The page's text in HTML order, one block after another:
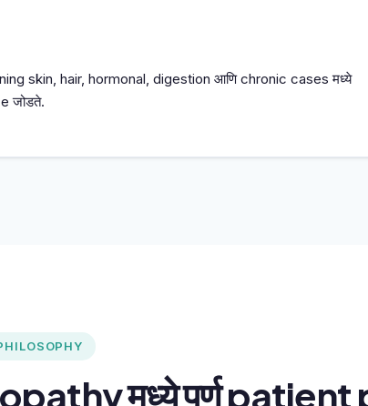
skin, hair, hormonal, digestion आणि chronic cases मध्ये
जोडते.
मध्ये पूर्ण